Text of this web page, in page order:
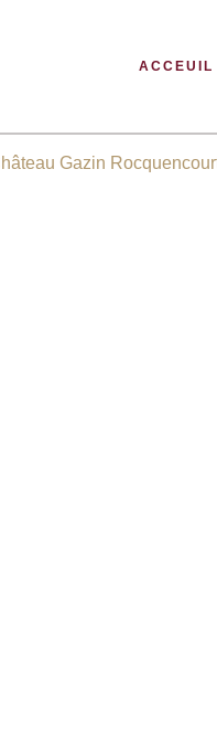
ACCEUIL